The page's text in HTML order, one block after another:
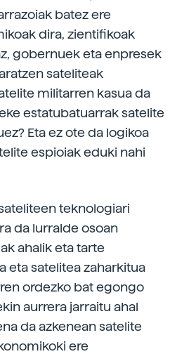
batez ere
dira, zientifikoak
gobernuek eta enpresek
sateliteak
militarren kasua da
estatubatuarrak satelite
Eta ez ote da logikoa
espioiak eduki nahi
teknologiari
da lurralde osoan
ahalik eta tarte
eta satelitea zaharkitua
ordezko bat egongo
aurrera jarraitu ahal
da azkenean satelite
ere